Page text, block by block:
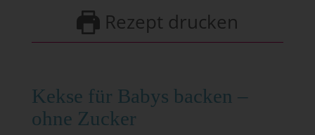
Rezept drucken
Kekse für Babys backen –
ohne Zucker